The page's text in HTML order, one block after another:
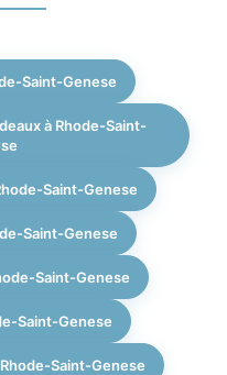
l’extérieur et l’intérieur
et tissus, choix des
pour valoriser votre
confort au
Saint-Genese
à Rhode-Saint-
Saint-Genese
Saint-Genese
Saint-Genese
Saint-Genese
Saint-Genese